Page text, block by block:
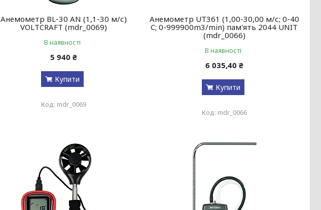
Анемометр BL-30 AN (1,1-30 м/с)
VOLTCRAFT (mdr_0069)
В наявності
5 940 ₴
Купити
mdr_0069
Анемометр UT361 (1,00-30,00 м/с; 0-40
C; 0-999900m3/min) пам'ять 2044 UNIT
(mdr_0066)
В наявності
6 035,40 ₴
Купити
mdr_0066